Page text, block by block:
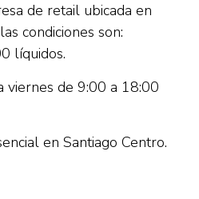
de retail ubicada en
condiciones son:
líquidos.
viernes de 9:00 a 18:00
en Santiago Centro.